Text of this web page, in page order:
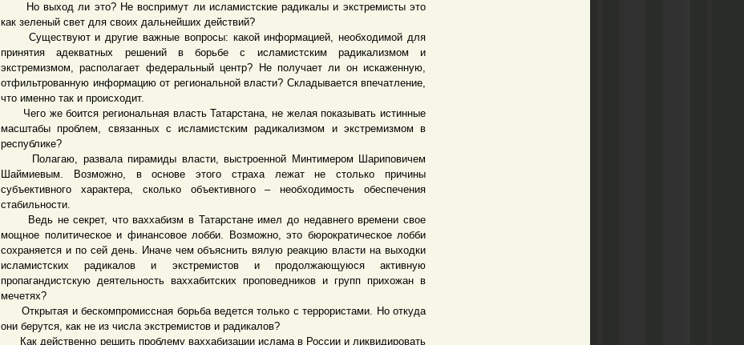
Но выход ли это? Не воспримут ли исламистские радикалы и экстремисты это
как зеленый свет для своих дальнейших действий?
Существуют и другие важные вопросы: какой информацией, необходимой для
принятия адекватных решений в борьбе с исламистским радикализмом и
экстремизмом, располагает федеральный центр? Не получает ли он искаженную,
отфильтрованную информацию от региональной власти? Складывается впечатление,
что именно так и происходит.
Чего же боится региональная власть Татарстана, не желая показывать истинные
масштабы проблем, связанных с исламистским радикализмом и экстремизмом в
республике?
Полагаю, развала пирамиды власти, выстроенной Минтимером Шариповичем
Шаймиевым. Возможно, в основе этого страха лежат не столько причины
субъективного характера, сколько объективного – необходимость обеспечения
стабильности.
Ведь не секрет, что ваххабизм в Татарстане имел до недавнего времени свое
мощное политическое и финансовое лобби. Возможно, это бюрократическое лобби
сохраняется и по сей день. Иначе чем объяснить вялую реакцию власти на выходки
исламистских радикалов и экстремистов и продолжающуюся активную
пропагандистскую деятельность ваххабитских проповедников и групп прихожан в
мечетях?
Открытая и бескомпромиссная борьба ведется только с террористами. Но откуда
они берутся, как не из числа экстремистов и радикалов?
Как действенно решить проблему ваххабизации ислама в России и ликвидировать